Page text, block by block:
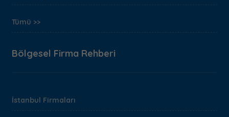
Tümü >>
Bölgesel Firma Rehberi
İstanbul Firmaları